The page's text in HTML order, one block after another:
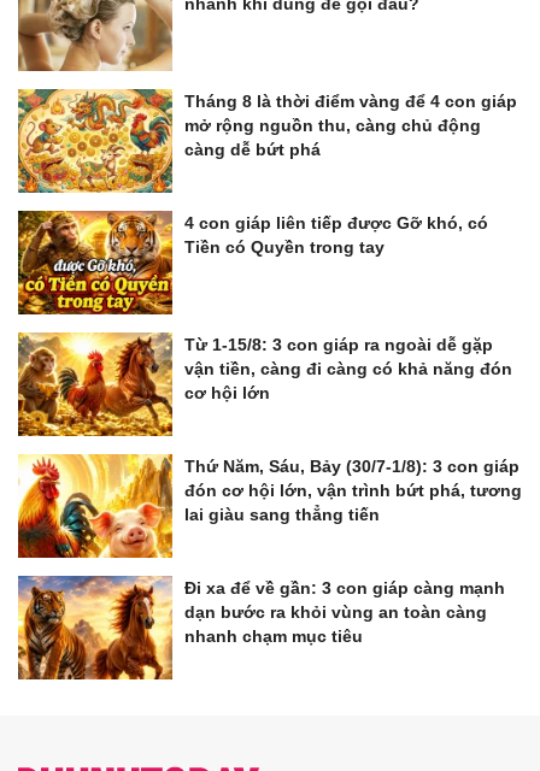
Tháng 8 là thời điểm vàng để 4 con giáp
mở rộng nguồn thu, càng chủ động
càng dễ bứt phá
4 con giáp liên tiếp được Gỡ khó, có
Tiền có Quyền trong tay
Từ 1-15/8: 3 con giáp ra ngoài dễ gặp
vận tiền, càng đi càng có khả năng đón
cơ hội lớn
Thứ Năm, Sáu, Bảy (30/7-1/8): 3 con giáp
đón cơ hội lớn, vận trình bứt phá, tương
lai giàu sang thẳng tiến
Đi xa để về gần: 3 con giáp càng mạnh
dạn bước ra khỏi vùng an toàn càng
nhanh chạm mục tiêu